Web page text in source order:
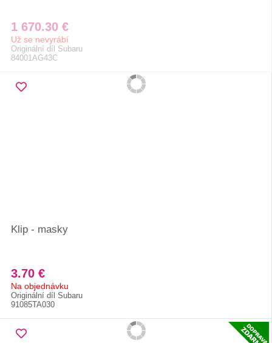
1 670.30 €
Už se nevyrábí
Originální díl Subaru
84001AG43C
Klip - masky
3.70 €
Na objednávku
Originální díl Subaru
91085TA030